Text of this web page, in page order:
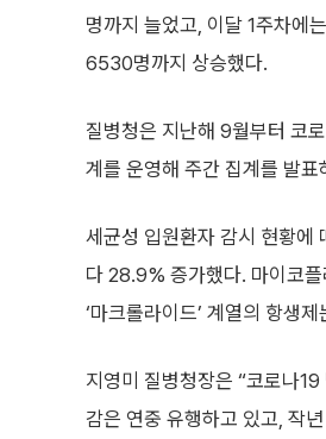
명까지 늘었고, 이달 1주차에
6530명까지 상승했다.
질병청은 지난해 9월부터 코
계를 운영해 주간 집계를 발표
세균성 입원환자 감시 현황에
다 28.9% 증가했다. 마이코
‘마크롤라이드’ 계열의 항생
지영미 질병청장은 “코로나
감은 연중 유행하고 있고, 작